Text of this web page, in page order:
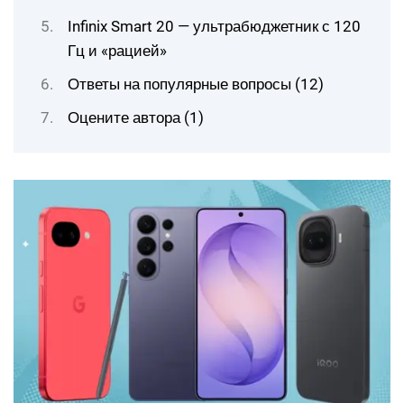
Infinix Smart 20 — ультрабюджетник с 120
Гц и «рацией»
Ответы на популярные вопросы (12)
Оцените автора (1)